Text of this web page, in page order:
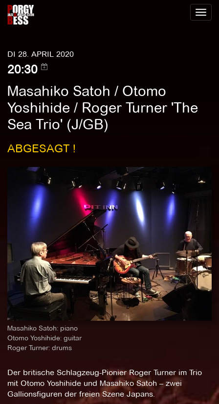
Toggle
DI 28. APRIL 2020
20:30
Masahiko Satoh / Otomo
Yoshihide / Roger Turner 'The
Sea Trio' (J/GB)
ABGESAGT !
Masahiko Satoh: piano
Otomo Yoshihide: guitar
Roger Turner: drums
Der britische Schlagzeug-Pionier Roger Turner im Trio
mit Otomo Yoshihide und Masahiko Satoh – zwei
Gallionsfiguren der freien Szene Japans.